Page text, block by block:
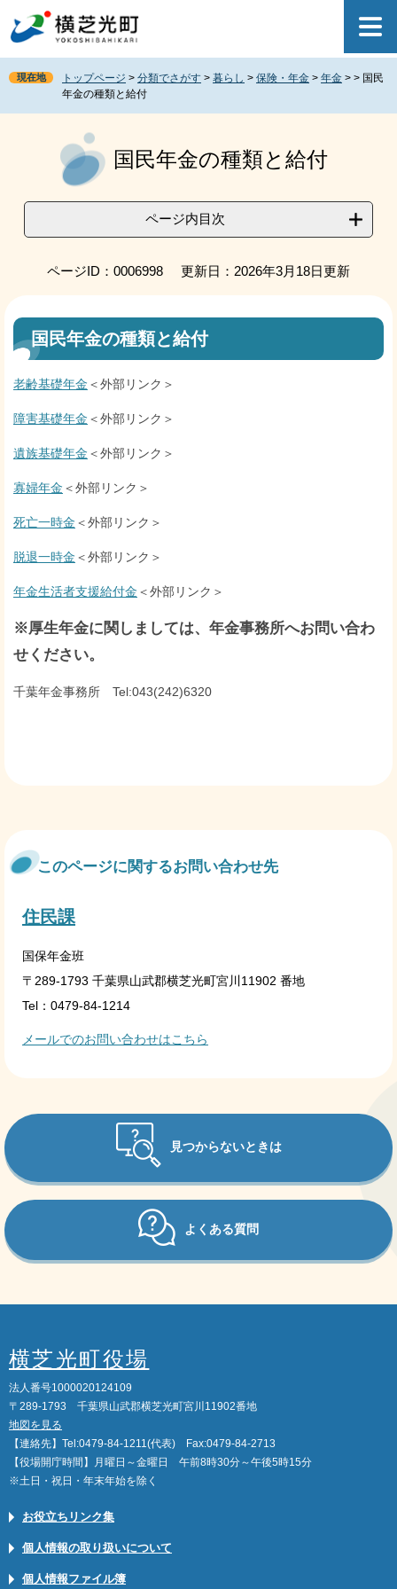
ジ
先
ュ
を 現在地 トップページ > 分類でさがす > 暮らし > 保険・年金 > 年金 > > 国民
年金の種類と給付
国民年金の種類と給付
ページ内目次
ページID：0006998 更新日：2026年3月18日更新
国民年金の種類と給付
老齢基礎年金 ＜外部リンク＞
障害基礎年金 ＜外部リンク＞
遺族基礎年金 ＜外部リンク＞
寡婦年金 ＜外部リンク＞
死亡一時金 ＜外部リンク＞
脱退一時金 ＜外部リンク＞
年金生活者支援給付金 ＜外部リンク＞
※厚生年金に関しましては、年金事務所へお問い合わ
せください。
千葉年金事務所 Tel:043(242)6320
このページに関するお問い合わせ先
住民課
国保年金班
〒289-1793 千葉県山武郡横芝光町宮川11902 番地
Tel：0479-84-1214
メールでのお問い合わせはこちら
見つからないときは
よくある質問
横芝光町役場
法人番号1000020124109
〒289-1793 千葉県山武郡横芝光町宮川11902番地
地図を見る
【連絡先】Tel:0479-84-1211(代表) Fax:0479-84-2713
【役場開庁時間】月曜日～金曜日 午前8時30分～午後5時15分
※土日・祝日・年末年始を除く
お役立ちリンク集
個人情報の取り扱いについて
個人情報ファイル簿